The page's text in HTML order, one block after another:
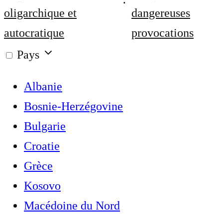
oligarchique et
autocratique
dangereuses
provocations
Pays
Albanie
Bosnie-Herzégovine
Bulgarie
Croatie
Grèce
Kosovo
Macédoine du Nord